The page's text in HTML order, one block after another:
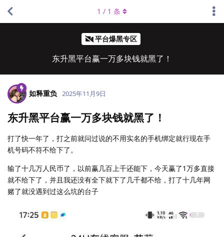
平台爆黑专区
东升黑平台赢一万多块钱就黑了！
1 / 1 条
如释重负 2025年11月9日
东升黑平台赢一万多块钱就黑了！
打了快一年了，打之前就问过说的不用实名的手机绑定就行现在手
机号码不符不给下了。
输了十几万人民币了，以前赢几百上千还能下，今天赢了1万多直接
就不给下了，并且我还没有全下就下了几千都不给，打了十几年网
赌了就没遇到过这么坑的台子